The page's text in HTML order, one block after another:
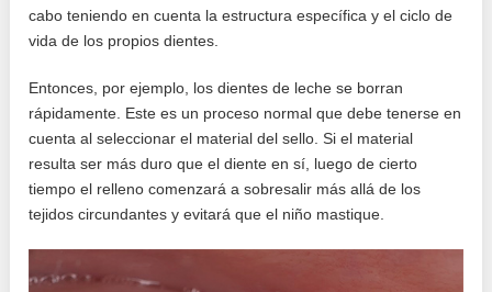
cabo teniendo en cuenta la estructura específica y el ciclo de
vida de los propios dientes.
Entonces, por ejemplo, los dientes de leche se borran
rápidamente. Este es un proceso normal que debe tenerse en
cuenta al seleccionar el material del sello. Si el material
resulta ser más duro que el diente en sí, luego de cierto
tiempo el relleno comenzará a sobresalir más allá de los
tejidos circundantes y evitará que el niño mastique.